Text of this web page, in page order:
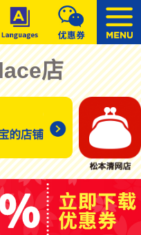
店